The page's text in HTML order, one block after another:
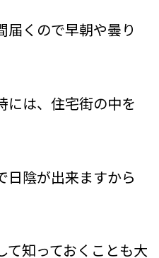
届くので早朝や曇り
には、住宅街の中を
日陰が出来ますから
て知っておくことも大